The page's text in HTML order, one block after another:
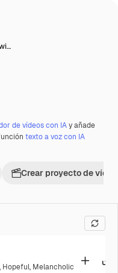
de vídeos con IAy añade
texto a voz con IA
Crear proyecto de vídeo
, Hopeful, Melancholic